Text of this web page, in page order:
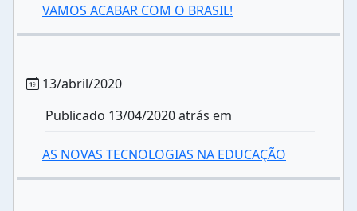
VAMOS ACABAR COM O BRASIL!
13/abril/2020
Publicado 13/04/2020 atrás em
AS NOVAS TECNOLOGIAS NA EDUCAÇÃO